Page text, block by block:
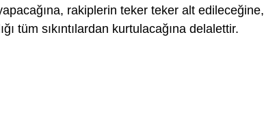
rakiplerin teker teker alt edileceğine,
tüm sıkıntılardan kurtulacağına delalettir.